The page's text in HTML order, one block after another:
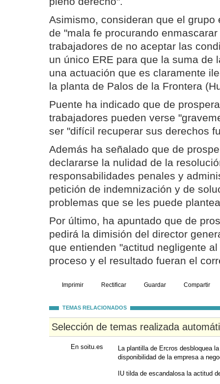
Asimismo, consideran que el grupo
de "mala fe procurando
trabajadores de no aceptar las
un único ERE para que la suma de
una actuación que es claramente
la planta de Palos de la Frontera
Puente ha indicado que de
trabajadores pueden verse
ser "difícil recuperar sus derechos
Además ha señalado que de
declararse la nulidad de la
responsabilidades penales y
petición de indemnización y de
problemas que se les puede
Por último, ha apuntado que de
pedirá la dimisión del director
que entienden "actitud negligente
proceso y el resultado fueran el
Imprimir Rectificar Guardar Compartir
TEMAS RELACIONADOS
Selección de temas realizada
En soitu.es
La plantilla de Ercros desbloquea
disponibilidad de la empresa a
IU tilda de escandalosa la actitud